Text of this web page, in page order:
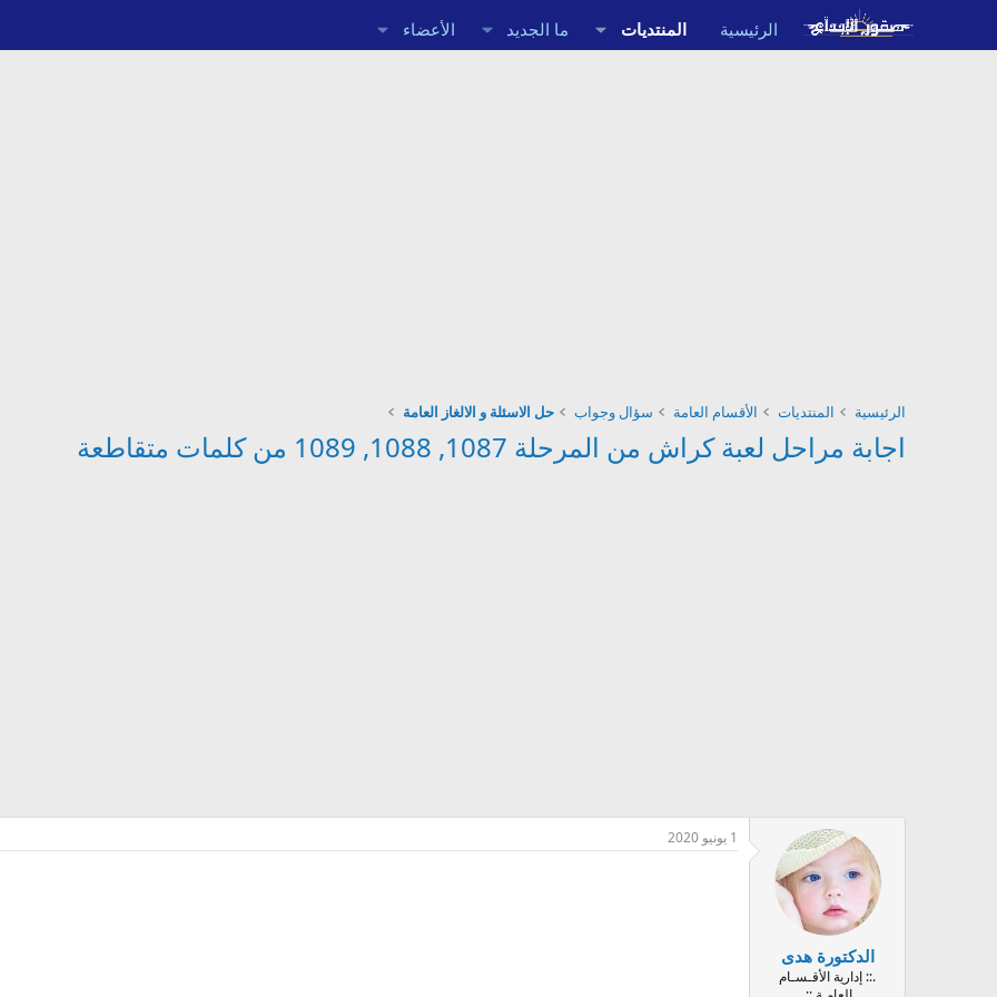
الرئيسية المنتديات ما الجديد الأعضاء
الرئيسية المنتديات الأقسام العامة سؤال وجواب حل الاسئلة و الالغاز العامة
اجابة مراحل لعبة كراش من المرحلة 1087, 1088, 1089 من كلمات متقاطعة
الدكتورة هدى
.:: إدارية الأقـسـام
1 يونيو 2020